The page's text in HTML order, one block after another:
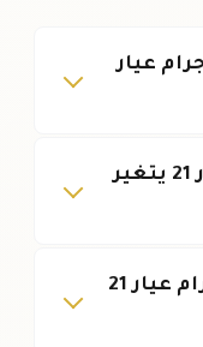
هي عيار سبيكة الذهب 2.5 جرام عيار
هل سعر سبيكة 2.5 جرام عيار 21 يتغير
ما هو الفرق بين سبيكة 2.5 جرام عيار 21